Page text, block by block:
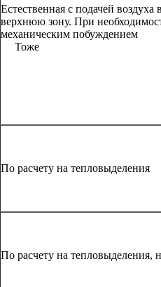
Естественная с подачей воздуха
верхнюю зону. При
механическим
Тоже
По расчету на тепловыделения
По расчету на тепловыделения,